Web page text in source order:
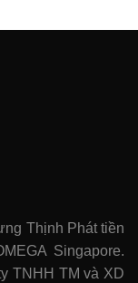
Thịnh Phát tiền
Singapore.
TNHH TM và XD